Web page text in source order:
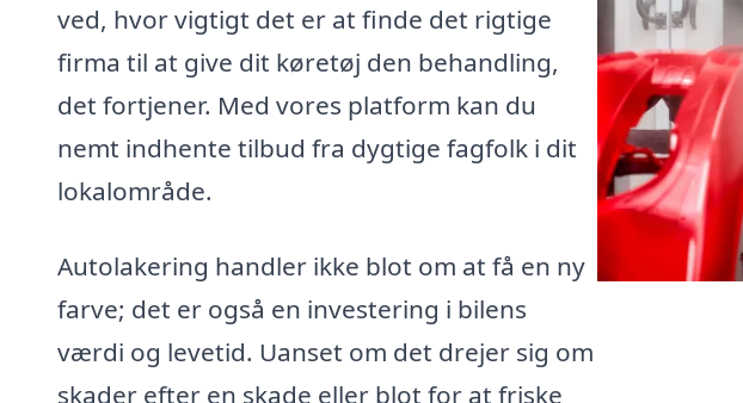
ved, hvor vigtigt det er at finde det rigtige
firma til at give dit køretøj den behandling,
det fortjener. Med vores platform kan du
nemt indhente tilbud fra dygtige fagfolk i dit
lokalområde.
Autolakering handler ikke blot om at få en ny
farve; det er også en investering i bilens
værdi og levetid. Uanset om det drejer sig om
skader efter en skade eller blot for at friske